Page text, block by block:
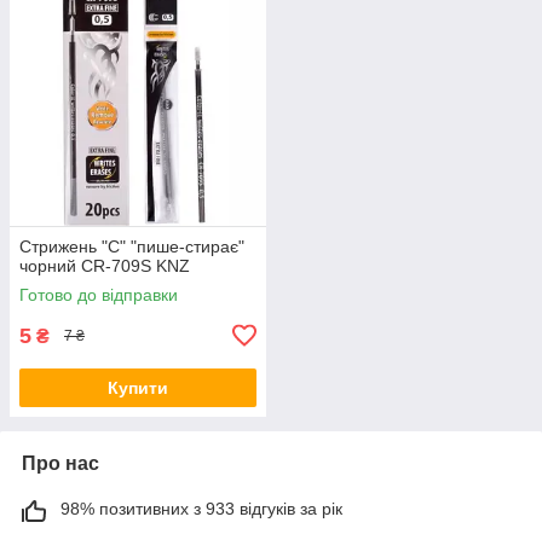
Стрижень "С" "пише-стирає"
чорний CR-709S KNZ
Готово до відправки
5 ₴ 7 ₴
Купити
Про нас
98% позитивних з 933 відгуків за рік